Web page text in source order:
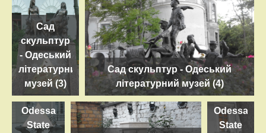
Сад
скульптур
- Одеський
літературний
музей (3)
Сад скульптур - Одеський
літературний музей (4)
Sculpture
Garden -
Odessa
State
Sculpture
Garden
-
Odessa
State